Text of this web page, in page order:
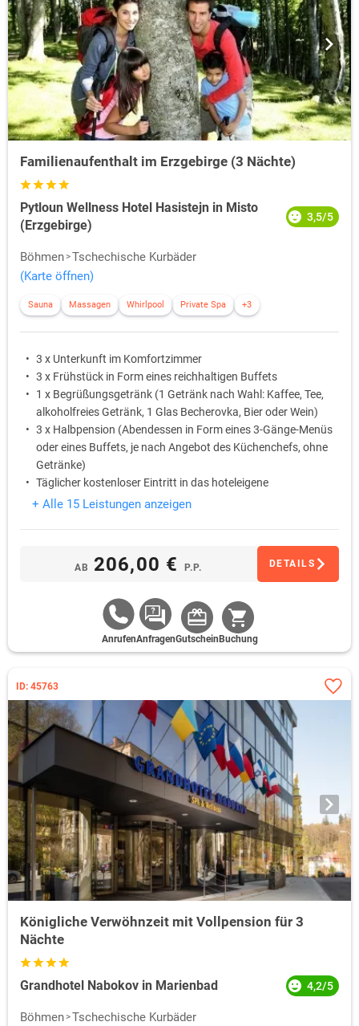
Familienaufenthalt im Erzgebirge (3 Nächte)
Pytloun Wellness Hotel Hasistejn in Misto
(Erzgebirge)
3,5/5
Böhmen Tschechische Kurbäder
(Karte öffnen)
Sauna Massagen Whirlpool Private Spa +3
3 x Unterkunft im Komfortzimmer
3 x Frühstück in Form eines reichhaltigen Buffets
1 x Begrüßungsgetränk (1 Getränk nach Wahl: Kaffee, Tee,
alkoholfreies Getränk, 1 Glas Becherovka, Bier oder Wein)
3 x Halbpension (Abendessen in Form eines 3-Gänge-Menüs
oder eines Buffets, je nach Angebot des Küchenchefs, ohne
Getränke)
Täglicher kostenloser Eintritt in das hoteleigene
Wellnesscenter von 08:00 bis 19:00 (Pool, finnische Sauna,
+ Alle 15 Leistungen anzeigen
AB 206,00 € P.P. DETAILS
AnrufenAnfragenGutschein Buchung
ID: 45763
Königliche Verwöhnzeit mit Vollpension für 3
Nächte
Grandhotel Nabokov in Marienbad 4,2/5
Böhmen Tschechische Kurbäder